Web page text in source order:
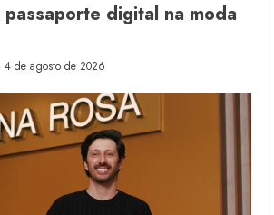
digital na moda
4 de agosto de 2026